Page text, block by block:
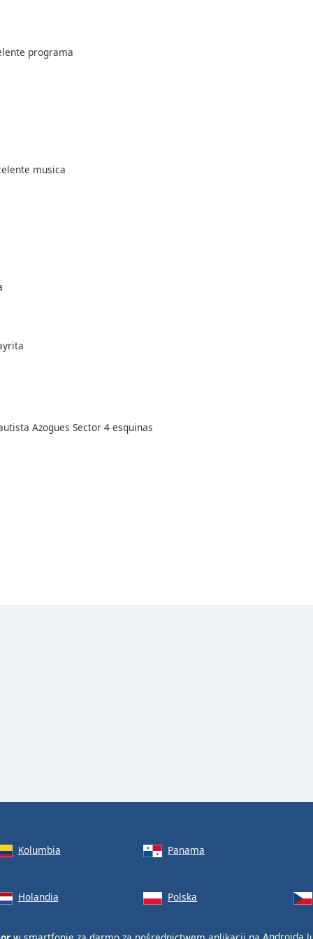
programa
musica
Azogues Sector 4 esquinas
Kolumbia Panama
Holandia Polska